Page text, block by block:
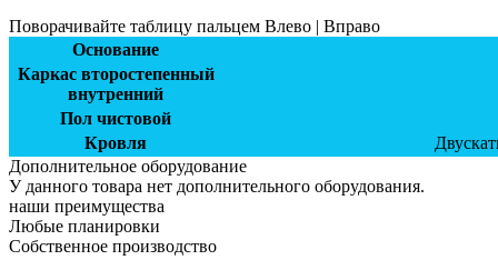
Поворачивайте таблицу пальцем Влево | Вправо
Основание
Каркас второстепенный
внутренний
Пол чистовой
Кровля
Дополнительное оборудование
У данного товара нет дополнительного оборудования.
наши преимущества
Любые планировки
Собственное производство